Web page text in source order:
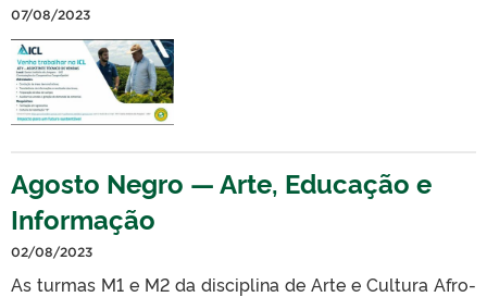
07/08/2023
Agosto Negro — Arte, Educação e
Informação
02/08/2023
As turmas M1 e M2 da disciplina de Arte e Cultura Afro-